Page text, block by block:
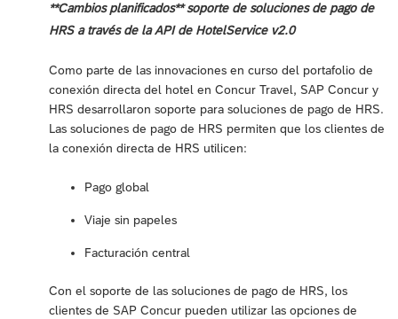
**Cambios planificados** soporte de soluciones de pago de
HRS a través de la API de HotelService v2.0
Como parte de las innovaciones en curso del portafolio de
conexión directa del hotel en Concur Travel, SAP Concur y
HRS desarrollaron soporte para soluciones de pago de HRS.
Las soluciones de pago de HRS permiten que los clientes de
la conexión directa de HRS utilicen:
Pago global
Viaje sin papeles
Facturación central
Con el soporte de las soluciones de pago de HRS, los
clientes de SAP Concur pueden utilizar las opciones de